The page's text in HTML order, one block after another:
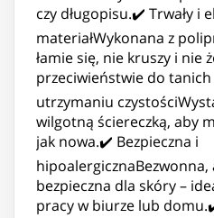
czy długopisu.✔️ Trwały i
materiałWykonana z
łamie się, nie kruszy i nie
przeciwieństwie do
utrzymaniu
wilgotną ściereczką, aby
jak nowa.✔️ Bezpieczna i
bezpieczna dla skóry –
pracy w biurze lub